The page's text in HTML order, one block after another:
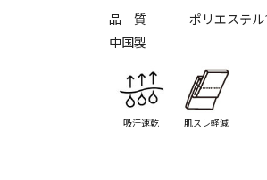
品 質
ポリエステル
中国製
吸汗速乾 肌スレ軽減